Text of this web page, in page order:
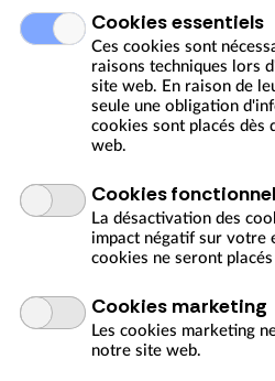
Stage enfants 6-10 ans
Inspiré par le travail de
conçu par l’artiste plasticien
invite les enfants à
règles simples, de
23/10/2026
Junior classe
Junior classe d'architecture
Un format pour lycéens
Cookies essentiels
Ces cookies sont
raisons techniques lors
site web. En raison de
seule une obligation
cookies sont placés dès
web.
Cookies
La désactivation des
impact négatif sur votre
cookies ne seront
Cookies marketing
Les cookies marketing
notre site web.